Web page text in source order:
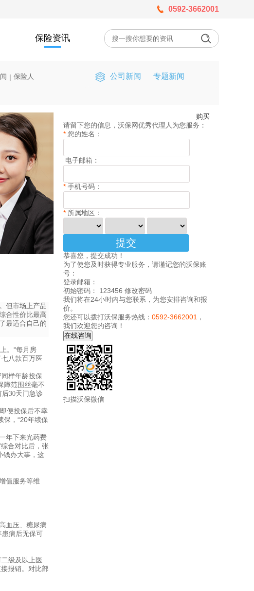
0592-3662001
保险资讯
| 保险人 公司新闻 专题新闻
但市场上产品
合性价比最高
最适合自己的
。“每月房
八款百万医
样年龄投保
障范围丝毫不
后30天门急诊
便投保后不幸
保，“20年续保
年下来光药费
合对比后，张
钱办大事，这
值服务等维
血压、糖尿病
病后无保可
级及以上医
报销。对比部
购买
请留下您的信息，沃保网优秀代理人为您服务：
*您的姓名：
电子邮箱：
*手机号码：
*所属地区：
恭喜您，提交成功！
为了使您及时获得专业服务，请谨记您的沃保账
号：
登录邮箱：
初始密码： 123456 修改密码
我们将在24小时内与您联系，为您安排咨询和报
价。
您还可以拨打沃保服务热线： 0592-3662001 ，
我们欢迎您的咨询！
扫描沃保微信